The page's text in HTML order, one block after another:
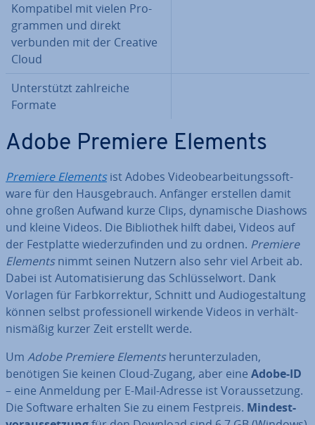
Kom­pa­ti­bel mit vielen Pro­
gram­men und direkt
verbunden mit der Creative
Cloud
Un­ter­stützt zahl­rei­che
Formate
Adobe Premiere Elements
Premiere Elementsist Adobes Vi­deo­be­ar­bei­tungs­soft­
ware für den Haus­ge­brauch. Anfänger erstellen damit
ohne großen Aufwand kurze Clips, dy­na­mi­sche Diashows
und kleine Videos. Die Bi­blio­thek hilft dabei, Videos auf
der Fest­plat­te wie­der­zu­fin­den und zu ordnen. Premiere
Elementsnimmt seinen Nutzern also sehr viel Arbeit ab.
Dabei ist Au­to­ma­ti­sie­rung das Schlüs­sel­wort. Dank
Vorlagen für Farb­kor­rek­tur, Schnitt und Au­dio­ge­stal­tung
können selbst pro­fes­sio­nell wirkende Videos in ver­hält­
nis­mä­ßig kurzer Zeit erstellt werde.
Um Adobe Premiere Elementsher­un­ter­zu­la­den,
benötigen Sie keinen Cloud-Zugang, aber eine Adobe-ID
– eine Anmeldung per E-Mail-Adresse ist Vor­aus­set­zung.
Die Software erhalten Sie zu einem Festpreis. Min­dest­